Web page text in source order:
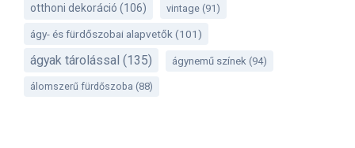
otthoni dekoráció (106) vintage (91)
ágy- és fürdőszobai alapvetők (101)
ágyak tárolással (135) ágynemű színek (94)
álomszerű fürdőszoba (88)